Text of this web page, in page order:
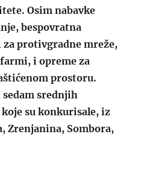
Osim nabavke
bespovratna
za protivgradne mreže,
i opreme za
prostoru.
srednjih
su konkurisale, iz
Zrenjanina, Sombora,